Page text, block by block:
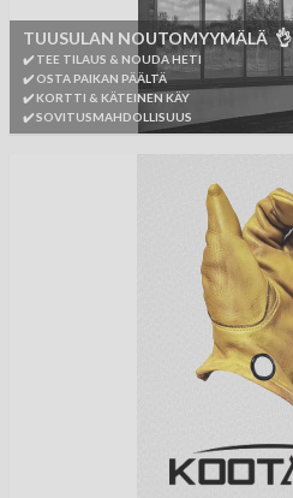
TUUSULAN NOUTOMYYMÄLÄ 👌
✔️ TEE TILAUS & NOUDA HETI
✔️ OSTA PAIKAN PÄÄLTÄ
✔️ KORTTI & KÄTEINEN KÄY
✔️ SOVITUSMAHDOLLISUUS